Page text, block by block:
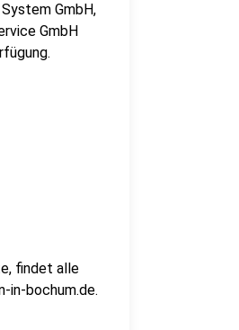
GmbH,
GmbH
findet alle
in-bochum.de.